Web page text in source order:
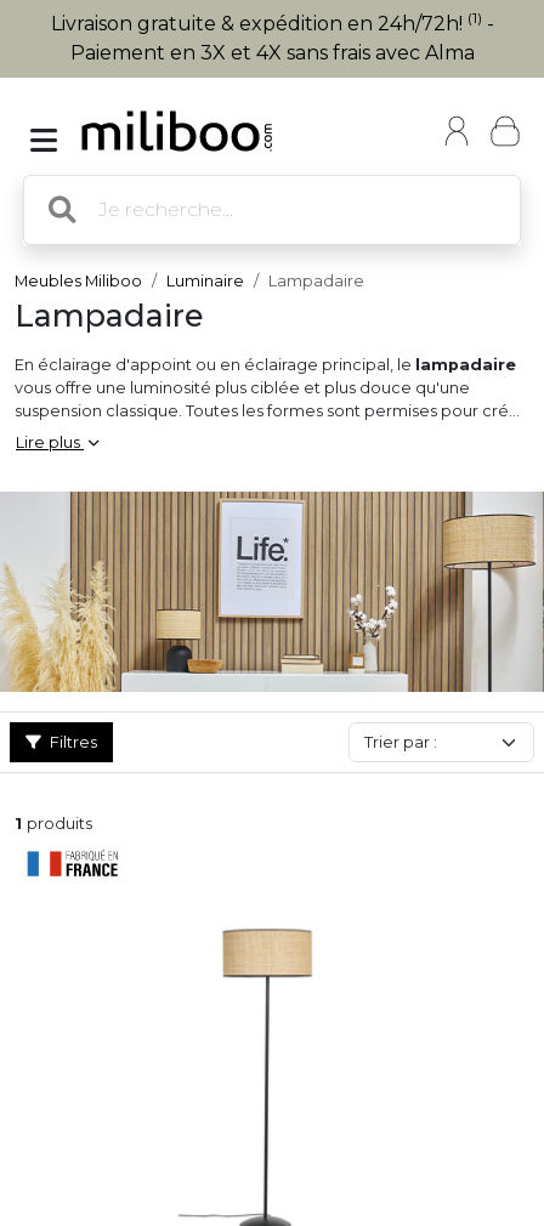
Livraison gratuite & expédition en 24h/72h! (1) -
Paiement en 3X et 4X sans frais avec Alma
Meubles Miliboo Luminaire Lampadaire
Lampadaire
En éclairage d'appoint ou en éclairage principal, le lampadaire
vous offre une luminosité plus ciblée et plus douce qu'une
suspension classique. Toutes les formes sont permises pour créer
l'ambiance de vos rêves :
ou en liseuse
industrielle tandis qu'un lampadaire en bois apportera la chaleur
du design scandinave. Salon, chambre, bureau... Redécorez
Lire plus
Filtres
1 produits